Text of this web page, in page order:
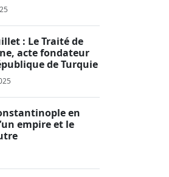
: Le Traité de
acte fondateur
de Turquie
en
empire et le